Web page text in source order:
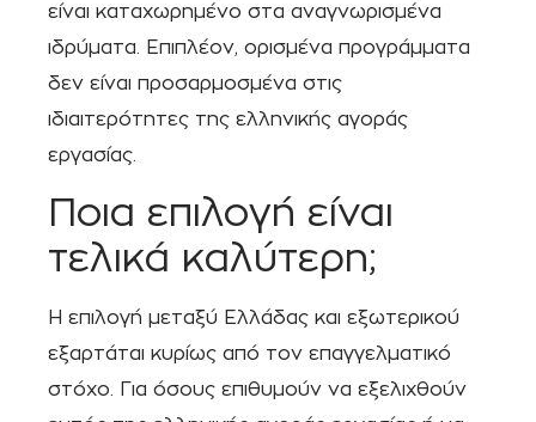
είναι καταχωρημένο στα αναγνωρισμένα
ιδρύματα. Επιπλέον, ορισμένα προγράμματα
δεν είναι προσαρμοσμένα στις
ιδιαιτερότητες της ελληνικής αγοράς
εργασίας.
Ποια επιλογή είναι
τελικά καλύτερη;
Η επιλογή μεταξύ Ελλάδας και εξωτερικού
εξαρτάται κυρίως από τον επαγγελματικό
στόχο. Για όσους επιθυμούν να εξελιχθούν